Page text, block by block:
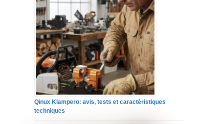
Qinux Klampero: avis, tests et caractéristiques
techniques